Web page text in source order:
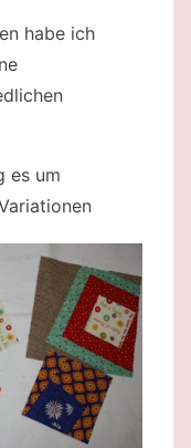
habe ich
es um